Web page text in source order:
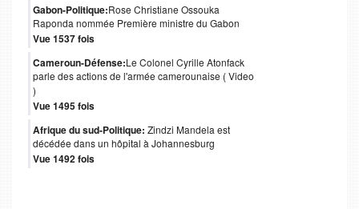
Gabon-Politique:Rose Christiane Ossouka
Raponda nommée Première ministre du Gabon
Vue 1537 fois
Cameroun-Défense:Le Colonel Cyrille Atonfack
parle des actions de l'armée camerounaise ( Video
)
Vue 1495 fois
Afrique du sud-Politique: Zindzi Mandela est
décédée dans un hôpital à Johannesburg
Vue 1492 fois